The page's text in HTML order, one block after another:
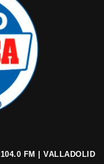
104.0 FM | VALLADOLID